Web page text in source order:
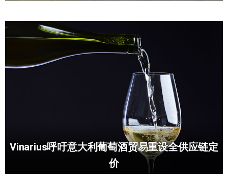
Vinarius呼吁意大利葡萄酒贸易重设全供应链定
价